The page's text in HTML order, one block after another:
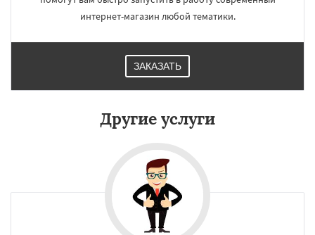
интернет-магазин любой тематики.
ЗАКАЗАТЬ
Другие услуги